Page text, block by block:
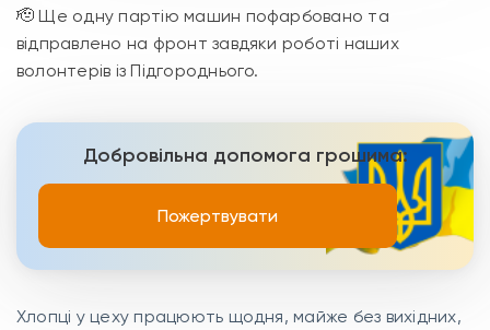
🫡 Ще одну партію машин пофарбовано та
відправлено на фронт завдяки роботі наших
волонтерів із Підгороднього.
Добровільна допомога грошима:
Пожертвувати
Хлопці у цеху працюють щодня, майже без вихідних,